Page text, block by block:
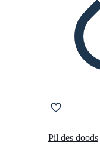
Pil des doods